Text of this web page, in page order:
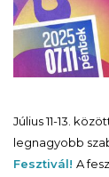
Július 11-13.
legnagyobb
Fesztivál! A